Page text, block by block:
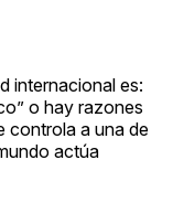
internacional es:
o hay razones
controla a una de
actúa